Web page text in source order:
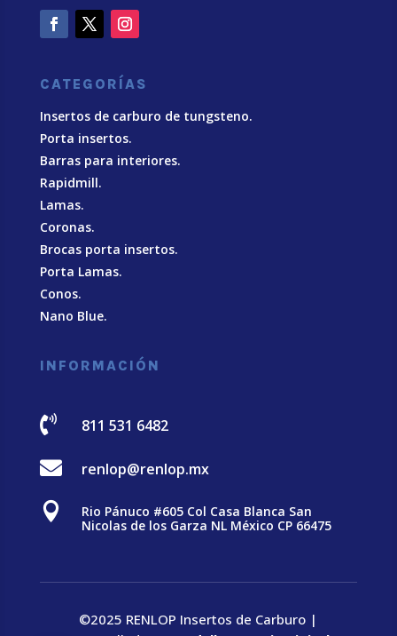
CATEGORÍAS
Insertos de carburo de tungsteno.
Porta insertos.
Barras para interiores.
Rapidmill.
Lamas.
Coronas.
Brocas porta insertos.
Porta Lamas.
Conos.
Nano Blue.
INFORMACIÓN
 811 531 6482
 renlop@renlop.mx

Rio Pánuco #605 Col Casa Blanca San
Nicolas de los Garza NL México CP 66475
©2025 RENLOP Insertos de Carburo |